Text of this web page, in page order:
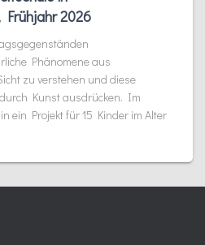
2026
Phänomene aus
zu verstehen und diese
Kunst ausdrücken. Im
ein Projekt für 15 Kinder im Alter